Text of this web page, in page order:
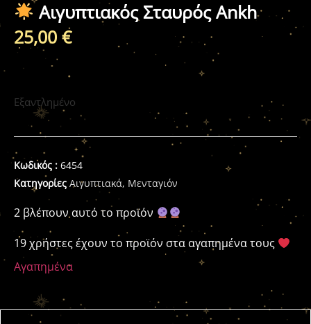
Αιγυπτιακός Σταυρός Ankh
25,00 €
Εξαντλημένο
Κωδικός : 6454
Κατηγορίες Αιγυπτιακά, Μενταγιόν
2 βλέπουν αυτό το προϊόν
19 χρήστες έχουν το προϊόν στα αγαπημένα τους
Αγαπημένα